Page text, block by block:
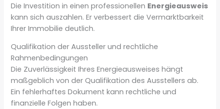
Die Investition in einen professionellen Energieausweis
kann sich auszahlen. Er verbessert die Vermarktbarkeit
Ihrer Immobilie deutlich.
Qualifikation der Aussteller und rechtliche
Rahmenbedingungen
Die Zuverlässigkeit Ihres Energieausweises hängt
maßgeblich von der Qualifikation des Ausstellers ab.
Ein fehlerhaftes Dokument kann rechtliche und
finanzielle Folgen haben.